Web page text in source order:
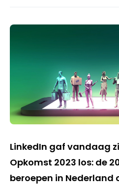
LinkedIn gaf vandaag
Opkomst 2023 los: de
beroepen in Nederland